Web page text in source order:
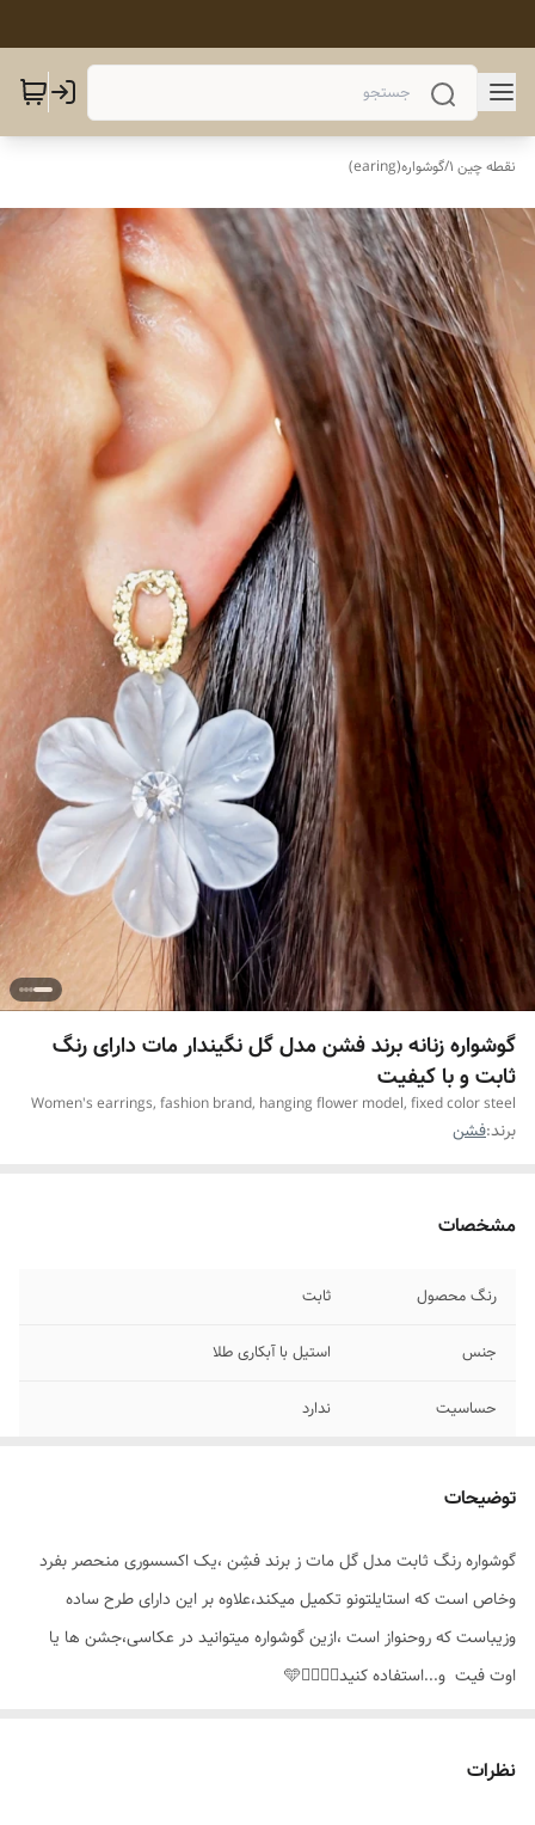
نقطه چین 1 /گوشواره(earing)
گوشواره زنانه برند فشن مدل گل نگیندار مات دارای رنگ
ثابت و با کیفیت
Women's earrings, fashion brand, hanging flower model, fixed color steel
برند:فشن
مشخصات
رنگ محصول ثابت
جنس استیل با آبکاری طلا
حساسیت ندارد
توضیحات
گوشواره رنگ ثابت مدل گل مات ز برند فشِن ،یک اکسسوری منحصر بفرد
وخاص است که استایلتونو تکمیل میکند،علاوه بر این دارای طرح ساده
وزیباست که روحنواز است ،ازین گوشواره میتوانید در عکاسی،جشن ها یا
اوت فیت و...استفاده کنید👌🏻🙏🏼🩵
نظرات